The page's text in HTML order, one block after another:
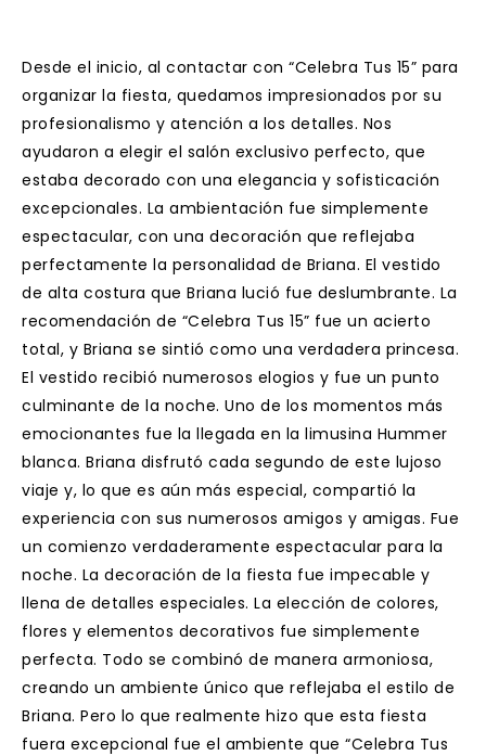
Desde el inicio, al contactar con “Celebra Tus 15” para
organizar la fiesta, quedamos impresionados por su
profesionalismo y atención a los detalles. Nos
ayudaron a elegir el salón exclusivo perfecto, que
estaba decorado con una elegancia y sofisticación
excepcionales. La ambientación fue simplemente
espectacular, con una decoración que reflejaba
perfectamente la personalidad de Briana. El vestido
de alta costura que Briana lució fue deslumbrante. La
recomendación de “Celebra Tus 15” fue un acierto
total, y Briana se sintió como una verdadera princesa.
El vestido recibió numerosos elogios y fue un punto
culminante de la noche. Uno de los momentos más
emocionantes fue la llegada en la limusina Hummer
blanca. Briana disfrutó cada segundo de este lujoso
viaje y, lo que es aún más especial, compartió la
experiencia con sus numerosos amigos y amigas. Fue
un comienzo verdaderamente espectacular para la
noche. La decoración de la fiesta fue impecable y
llena de detalles especiales. La elección de colores,
flores y elementos decorativos fue simplemente
perfecta. Todo se combinó de manera armoniosa,
creando un ambiente único que reflejaba el estilo de
Briana. Pero lo que realmente hizo que esta fiesta
fuera excepcional fue el ambiente que “Celebra Tus